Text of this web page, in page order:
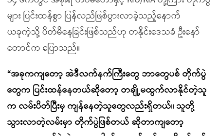
များ ပြင်းထန်စွာ ပြန်လည်ဖြစ်ပွားလာခဲ့သည့်နောက်
ယခုကဲ့သို့ ပိတ်မိနေခြင်းဖြစ်သည်ဟု တနိုင်းဒေသခံ ဦးနော်
တောင်က ပြောသည်။
“အခုကကျတော့ အဲဒီလက်နက်ကြီးတွေ ဘာတွေပစ် တိုက်ပွဲ
တွေက ပြင်းထန်နေတယ်ဆိုတော့ တချို့မထွက်လာနိုင်တဲ့သူ
က လမ်းပိတ်ပြီးမှ ကျန်နေတဲ့သူတွေလည်းရှိတယ်။ သူတို့
သွားလာတဲ့လမ်းမှာ တိုက်ပွဲဖြစ်တယ် ဆိုတာကျတော့